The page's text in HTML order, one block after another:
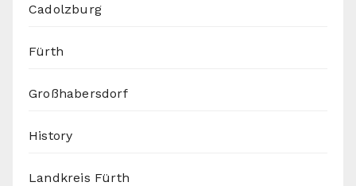
Cadolzburg
Fürth
Großhabersdorf
History
Landkreis Fürth